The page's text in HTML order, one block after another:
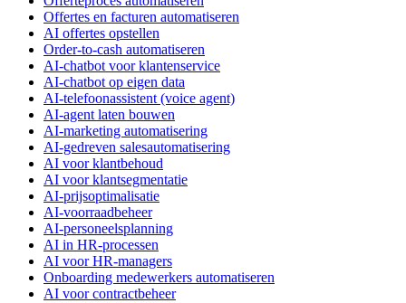
Offertes en facturen automatiseren
AI offertes opstellen
Order-to-cash automatiseren
AI-chatbot voor klantenservice
AI-chatbot op eigen data
AI-telefoonassistent (voice agent)
AI-agent laten bouwen
AI-marketing automatisering
AI-gedreven salesautomatisering
AI voor klantbehoud
AI voor klantsegmentatie
AI-prijsoptimalisatie
AI-voorraadbeheer
AI-personeelsplanning
AI in HR-processen
AI voor HR-managers
Onboarding medewerkers automatiseren
AI voor contractbeheer